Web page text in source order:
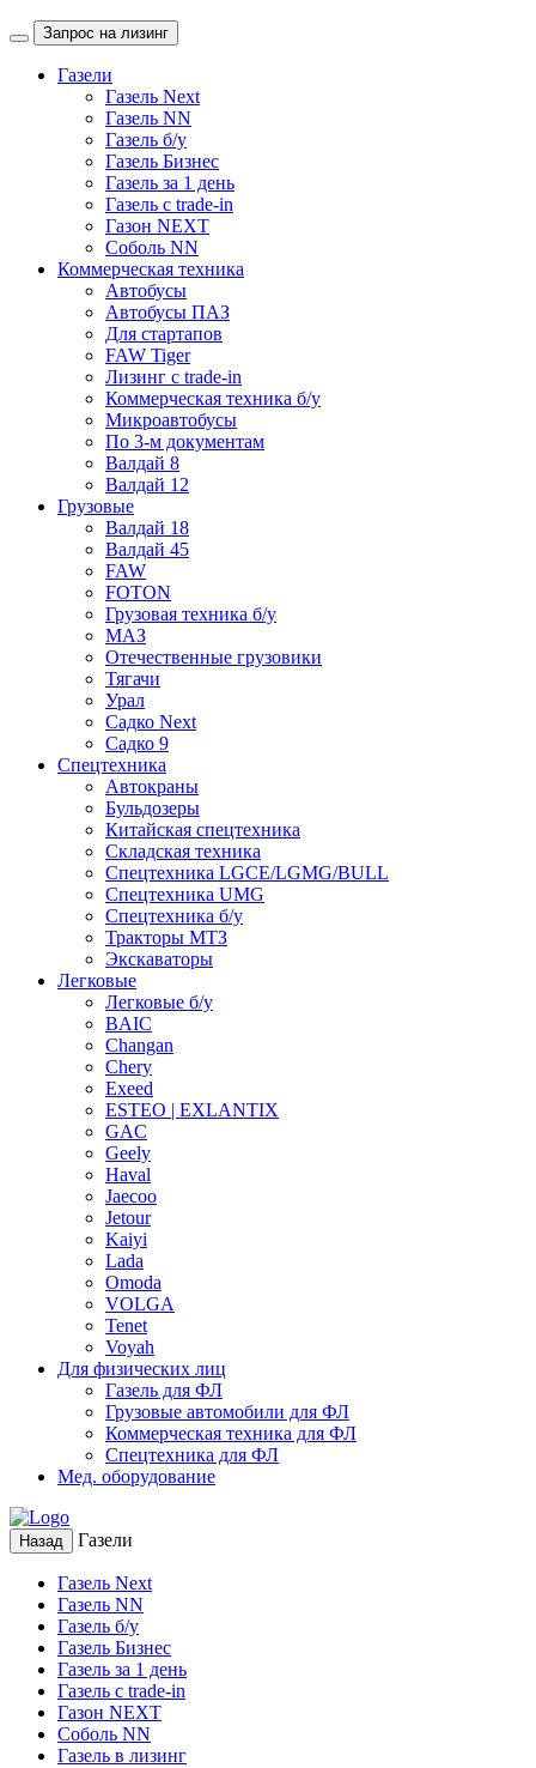
Запрос на лизинг
Газели
Газель Next
Газель NN
Газель б/у
Газель Бизнес
Газель за 1 день
Газель с trade-in
Газон NEXT
Соболь NN
Коммерческая техника
Автобусы
Автобусы ПАЗ
Для стартапов
FAW Tiger
Лизинг с trade-in
Коммерческая техника б/у
Микроавтобусы
По 3-м документам
Валдай 8
Валдай 12
Грузовые
Валдай 18
Валдай 45
FAW
FOTON
Грузовая техника б/у
МАЗ
Отечественные грузовики
Тягачи
Урал
Садко Next
Садко 9
Спецтехника
Автокраны
Бульдозеры
Китайская спецтехника
Складская техника
Спецтехника LGCE/LGMG/BULL
Спецтехника UMG
Спецтехника б/у
Тракторы МТЗ
Экскаваторы
Легковые
Легковые б/у
BAIC
Changan
Chery
Exeed
ESTEO | EXLANTIX
GAC
Geely
Haval
Jaecoo
Jetour
Kaiyi
Lada
Omoda
VOLGA
Tenet
Voyah
Для физических лиц
Газель для ФЛ
Грузовые автомобили для ФЛ
Коммерческая техника для ФЛ
Спецтехника для ФЛ
Мед. оборудование
Назад Газели
Газель Next
Газель NN
Газель б/у
Газель Бизнес
Газель за 1 день
Газель с trade-in
Газон NEXT
Соболь NN
Газель в лизинг